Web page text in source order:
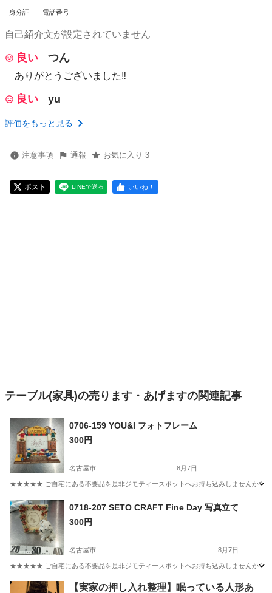
身分証 電話番号
自己紹介文が設定されていません
良い つん
ありがとうございました‼︎
良い yu
評価をもっと見る
注意事項 通報 お気に入り 3
ポスト LINEで送る いいね！
テーブル(家具)の売ります・あげますの関連記事
0706-159 YOU&I フォトフレーム
300円
名古屋市 8月7日
★★★★★ ご自宅にある不要品を是非ジモティースポットへお持ち込みしませんか？
愛知 名古屋市 0718-207 SETO CRAFT Fine Day 写真立て
300円
名古屋市 8月7日
★★★★★ ご自宅にある不要品を是非ジモティースポットへお持ち込みしませんか？
愛知 名古屋市 インテリア雑貨/小物 現地
【実家の押し入れ整理】眠っている人形あ